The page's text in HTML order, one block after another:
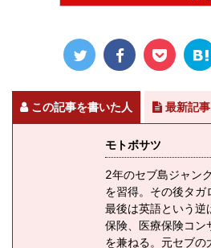
この記事を書いた人 最新記事
モトボサツ
2年のセブ島ジャン
を習得。その後タガ
最後は英語という逆
保険、医療保険コン
を兼ねる。元セブ